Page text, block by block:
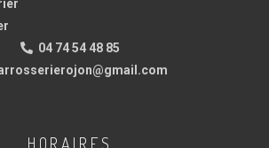
04 74 54 48 85
HORAIRES